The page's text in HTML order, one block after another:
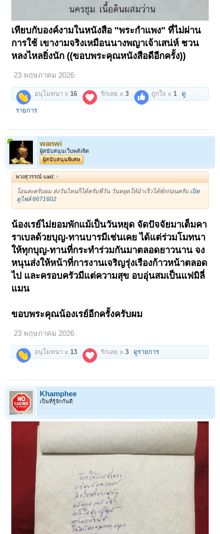
เทียบกับองค์งามในหนังสือ "พระกำแพง" ที่ไม่ผ่าน
การใช้ เขางามจริงเหมือนนางพญาเจ้าเสน่ห์ ชวน
หลงไหลยิ่งนัก ((ขอบพระคุณหนังสือดีอีกครั้ง))
23 พฤษภาคม 2026
อนุโมทนา x 16 รักเลย x3 ถูกใจ x 1 ดู
รายการ
wanwi
ผู้สนับสนุนเว็บพลังจิต
ผู้สนับสนุนพิเศษ
พวงสุวรรณ์ said: ↑
โอนล่ะครับผม ส่งวันไหนก็ได้ครับพีวัน วันหยุดให้ม้าเร็วได้พักก่อนครับ เปิด
ดูไฟล์ 6671602
น้องเรย์ไม่ยอมพักแม้เป็นวันหยุด จัดปัจจัยมาเต็มคา
ราเบลด้วยบุญ-ทานบารมีเช่นเคย ได้แต่ร่วมโมทนา
ให้ทุกบุญ-ทานที่กระทำร่วมกันมาตลอดยาวนาน จง
หนุนส่งให้หน้าที่การงานเจริญรุ่งเรืองก้าวหน้าตลอด
ไป และครอบครัวมีแต่ความสุข อบอุ่นสมเป็นแฟมิลี่
แมน
ขอบพระคุณน้องเรย์อีกครั้งครับผม
23 พฤษภาคม 2026
อนุโมทนา x 13 รักเลย x3 ดูรายการ
Khamphee
เป็นที่รู้จักกันดี